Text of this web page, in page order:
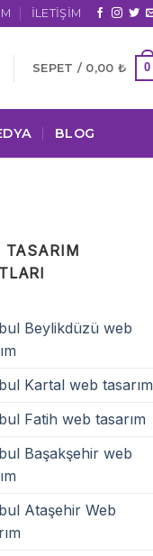
İLETIŞIM
SEPET / 0,00 ₺ 0
BLOG
TASARIM
Beylikdüzü web
Kartal web tasarım
Fatih web tasarım
Başakşehir web
Ataşehir Web